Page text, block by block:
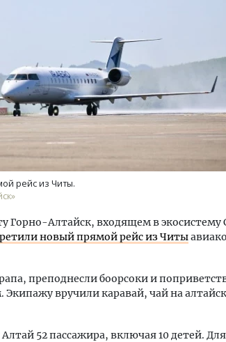
рейс из Читы.
Горно-Алтайск, входящем в экосистему
новый прямой рейс из Читы
преподнесли боорсоки и
вручили каравай, чай на
Алтай 52 пассажира, включая 10 детей.
Юрий
рынок
Смелость архитектурных
Генеральный директор
трендах в фасадах и